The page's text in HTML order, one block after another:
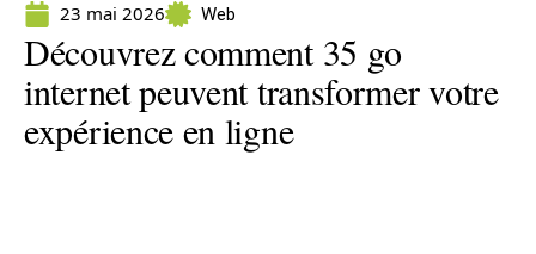
23 mai 2026 Web
Découvrez comment 35 go
internet peuvent transformer votre
expérience en ligne